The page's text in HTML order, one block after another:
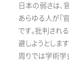
日本の弱さは、
あらゆる人が「
です。批判され
避しようとしま
周りでは学術学